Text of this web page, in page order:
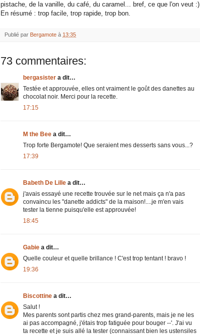
pistache, de la vanille, du café, du caramel... bref, ce que l'on veut :)
En résumé : trop facile, trop rapide, trop bon.
Publié par Bergamote à 13:35
73 commentaires:
bergasister a dit…
Testée et approuvée, elles ont vraiment le goût des danettes au
chocolat noir. Merci pour la recette.
17:15
M the Bee a dit…
Trop forte Bergamote! Que seraient mes desserts sans vous...?
17:39
Babeth De Lille a dit…
j'avais essayé une recette trouvée sur le net mais ça n'a pas
convaincu les "danette addicts" de la maison!....je m'en vais
tester la tienne puisqu'elle est approuvée!
18:45
Gabie a dit…
Quelle couleur et quelle brillance ! C'est trop tentant ! bravo !
19:36
Biscottine a dit…
Salut !
Mes parents sont partis chez mes grand-parents, mais je ne les
ai pas accompagné, j'étais trop fatiguée pour bouger --'. J'ai vu
ta recette et je suis allé la tester (connaissant bien les ustensiles